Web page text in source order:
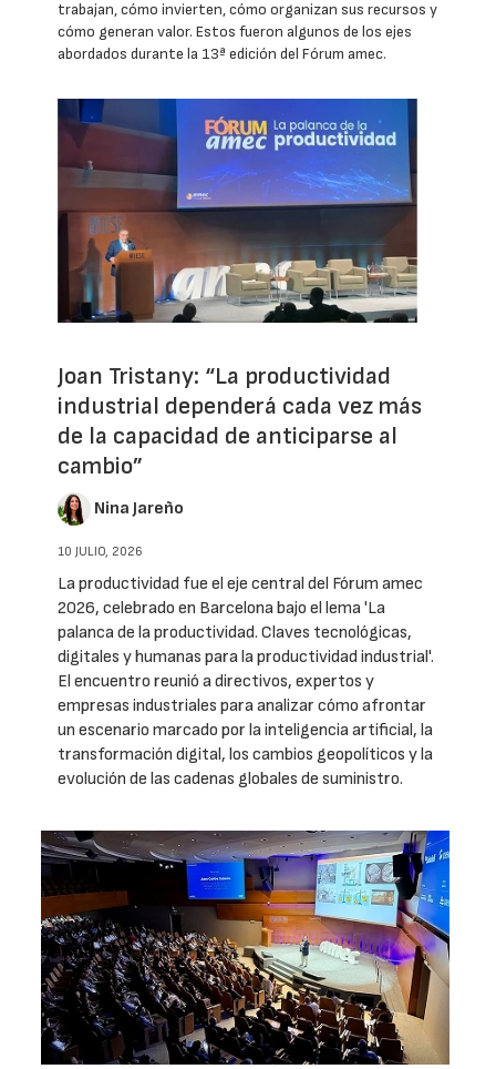
trabajan, cómo invierten, cómo organizan sus recursos y
cómo generan valor. Estos fueron algunos de los ejes
abordados durante la 13ª edición del Fórum amec.
Joan Tristany: “La productividad
industrial dependerá cada vez más
de la capacidad de anticiparse al
cambio”
Nina Jareño
10 JULIO, 2026
La productividad fue el eje central del Fórum amec
2026, celebrado en Barcelona bajo el lema 'La
palanca de la productividad. Claves tecnológicas,
digitales y humanas para la productividad industrial'.
El encuentro reunió a directivos, expertos y
empresas industriales para analizar cómo afrontar
un escenario marcado por la inteligencia artificial, la
transformación digital, los cambios geopolíticos y la
evolución de las cadenas globales de suministro.